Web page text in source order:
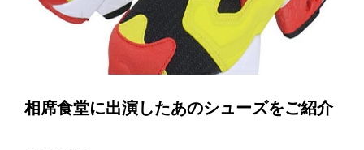
相席食堂に出演したあのシューズをご紹介